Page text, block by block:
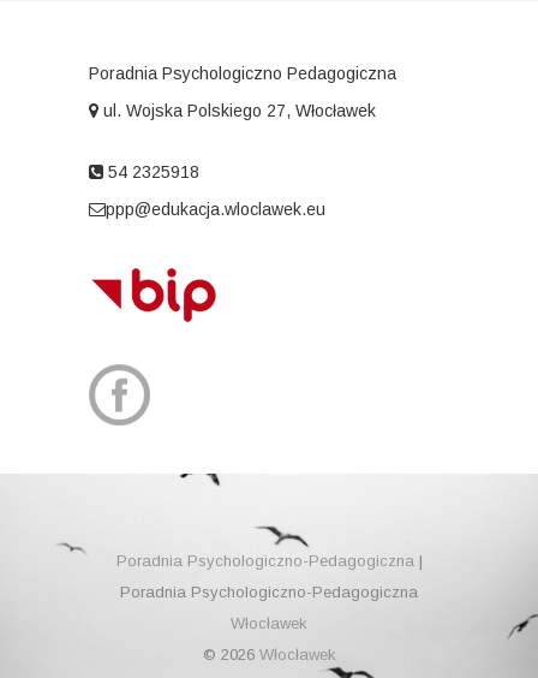
Poradnia Psychologiczno Pedagogiczna
ul. Wojska Polskiego 27, Włocławek
54 2325918
ppp@edukacja.wloclawek.eu
Poradnia Psychologiczno-Pedagogiczna|
Poradnia Psychologiczno-Pedagogiczna
Włocławek
© 2026 Włocławek